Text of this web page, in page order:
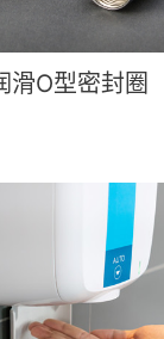
滑O型密封圈